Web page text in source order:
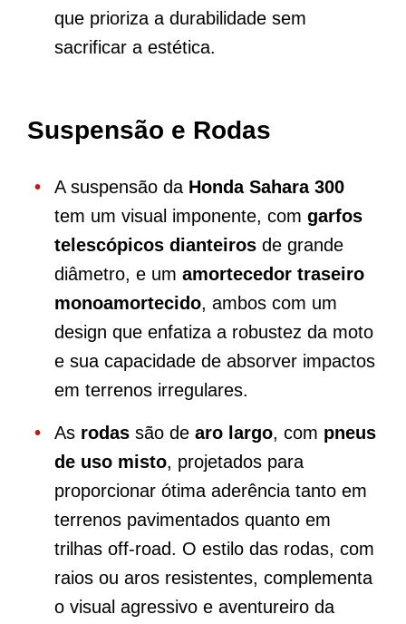
que prioriza a durabilidade sem
sacrificar a estética.
Suspensão e Rodas
A suspensão da Honda Sahara 300
tem um visual imponente, com garfos
telescópicos dianteiros de grande
diâmetro, e um amortecedor traseiro
monoamortecido, ambos com um
design que enfatiza a robustez da moto
e sua capacidade de absorver impactos
em terrenos irregulares.
As rodas são de aro largo, com pneus
de uso misto, projetados para
proporcionar ótima aderência tanto em
terrenos pavimentados quanto em
trilhas off-road. O estilo das rodas, com
raios ou aros resistentes, complementa
o visual agressivo e aventureiro da